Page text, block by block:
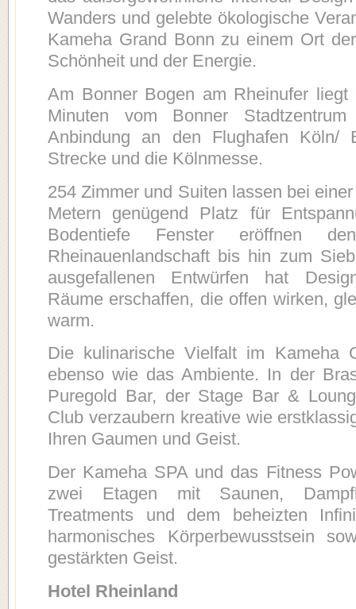
Wanders und gelebte ökologische
Kameha Grand Bonn zu einem Ort
Schönheit und der Energie.
Am Bonner Bogen am Rheinufer
Minuten vom Bonner
Anbindung an den Flughafen Köln/
Strecke und die Kölnmesse.
254 Zimmer und Suiten lassen bei
Metern genügend Platz für
Bodentiefe Fenster eröffnen
Rheinauenlandschaft bis hin zum
ausgefallenen Entwürfen hat
Räume erschaffen, die offen wirken,
warm.
Die kulinarische Vielfalt im Kameha
ebenso wie das Ambiente. In der
Puregold Bar, der Stage Bar &
Club verzaubern kreative wie
Ihren Gaumen und Geist.
Der Kameha SPA und das Fitness
zwei Etagen mit Saunen,
Treatments und dem beheizten
harmonisches Körperbewusstsein
gestärkten Geist.
Hotel Rheinland